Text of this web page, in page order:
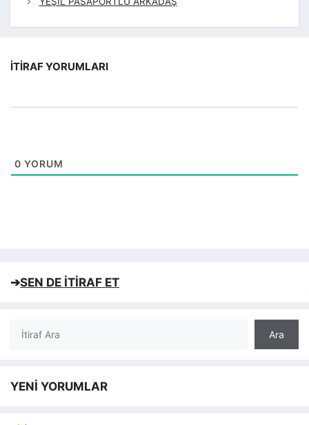
İTIRAF YORUMLARI
0 YORUM
➔SEN DE İTİRAF ET
Ara
Ara
YENİ YORUMLAR